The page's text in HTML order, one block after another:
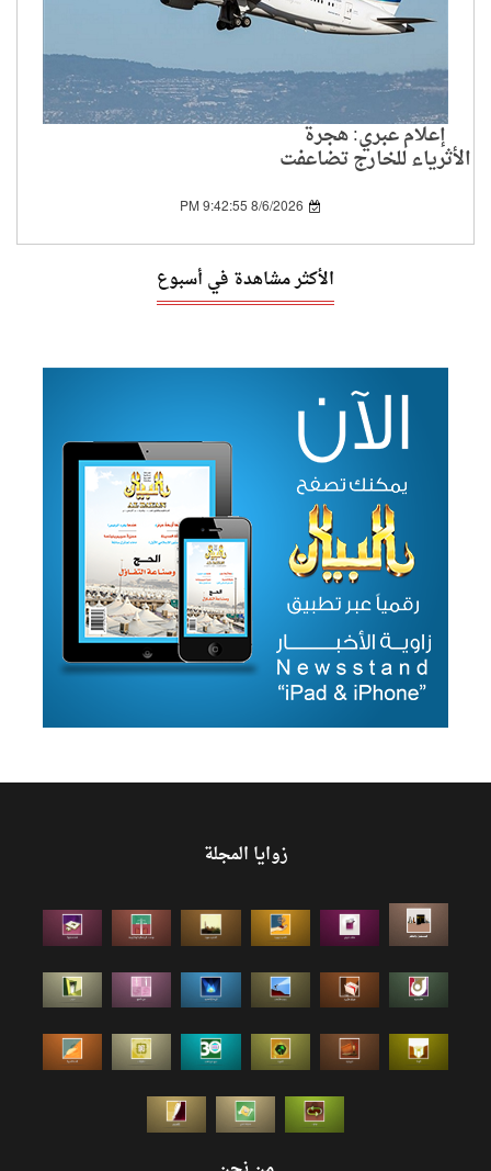
إعلام عبري: هجرة
الأثرياء للخارج تضاعفت
8/6/2026 9:42:55 PM
الأكثر مشاهدة في أسبوع
زوايا المجلة